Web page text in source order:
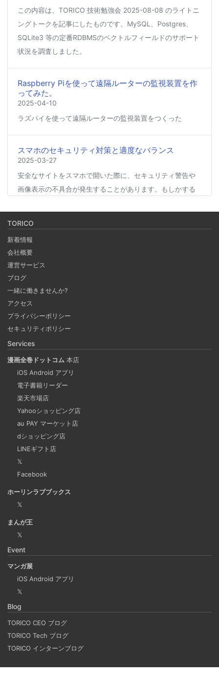
この内容は、TORICO 技術勉強会 2025-08-08 のライトニ
ングトークを記事にしたものです。MySQL、Postgres、
SQLite3 等の定番RDBMSのベクトルフィールドのサポート
状況を調査しました。
Raspberry Piを使って遠隔ルーターの監視装置を作
ってみた。
2025-04-10
ラズパイを使って遠隔ルーターの監視装置をつくった
スマホのセキュリティ対策と適度なバランス
2025-03-27
安全なサイトをスマホで開いた際に、セキュリティ警告や
画像表示の不具合が発生することがあります。もしかする
ィ対策とその影響について簡単にご紹介します。
Coima + Rosetta 2 で、Apple Silicon 上で x86_64
やめる)
2025-03-24
Docker Desktop を使わずに、Mac で x86 の Docker イメ
ージのビルドをする手順を書いています。Colima と
Rosetta2 を使って、クロスアーキテクチャーでビルドする
方法です。Lima, QEmu, nerdctl の実例も記載しています。
ビジネスワークに便利なSLACKのリマインド設定
2025-03-21
についてご紹介します。 Slackでは、業務で決めたことや会
議の開始前にリマインダーを設定しておくと、とても便利
です。 忙しいと、いくらスケジュールを頭に入れていて
も、仕事に没頭してしまい、他の業務や会議の開始時間を
過ぎてしまうことがあります。そんな経験がある方には、
この機能が非常に役立つと思います。
Laravelを使って簡単にReactを開発できる環境を作
2025-03-18
Laravelを使って簡単にReactの開発環境を構築する。 以前
はPython（Django）＋React（TypeScript）で挫折した
が、今回は得意なPHP（Laravel）をバックエンドにするこ
とで、Reactの学習に集中できる環境を整える。 また、低
コストで構築し、トラブル時の原因特定を容易にすること
を目的としています。
ホーリンラブブックスのリニューアルした時の話
TORICO
新着情報
会社概要
運営サービス
ブログ
一緒に働きませんか?
アクセス
プライバシーポリシー
セキュリティポリシー
Services
漫画全巻ドットコム 本店
iOS Android アプリ
電子書籍リーダー
楽天市場店
Yahooショッピング店
au PAY マーケット店
dショッピング店
LINEギフト店
𝕏
Facebook
ホーリンラブブックス
𝕏
まんが王
𝕏
Event
マンガ展
iOS Android アプリ
𝕏
Blog
TORICO CEO ブログ
TORICO Tech ブログ
TORICO インターンブログ